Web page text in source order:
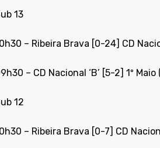
13
– Ribeira Brava [0-24] CD
– CD Nacional ‘B’ [5-2] 1º
12
– Ribeira Brava [0-7] CD